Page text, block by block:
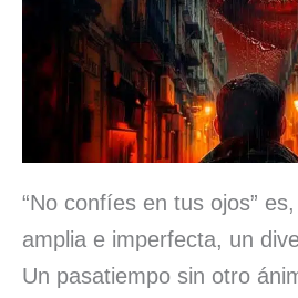
“No confíes en tus ojos”
amplia e imperfecta, un
Un pasatiempo sin otro